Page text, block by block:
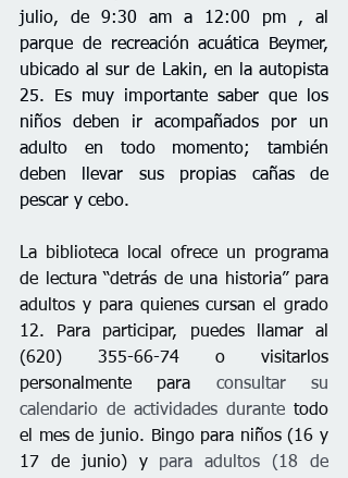
julio, de 9:30 am a 12:00 pm , al
parque de recreación acuática Beymer,
ubicado al sur de Lakin, en la autopista
25. Es muy importante saber que los
niños deben ir acompañados por un
adulto en todo momento;
también
deben llevar sus propias cañas de
pescar y cebo.
La biblioteca local ofrece un programa
de lectura “detrás de una historia” para
adultos y para quienes cursan el grado
12. Para participar, puedes llamar al
(620) 355-66-74 o visitarlos
personalmente para consultar su
calendario de actividades durante todo
el mes de junio. Bingo para niños (16 y
17 de junio) y para adultos (18 de